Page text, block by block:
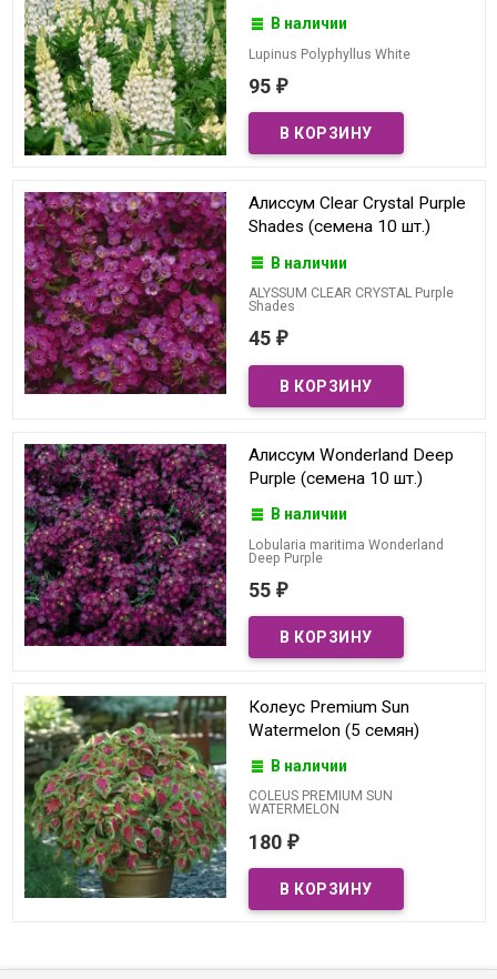
В наличии
Lupinus Polyphyllus White
95 ₽
Алиссум Clear Crystal Purple
Shades (семена 10 шт.)
В наличии
ALYSSUM CLEAR CRYSTAL Purple
Shades
45 ₽
Алиссум Wonderland Deep
Purple (семена 10 шт.)
В наличии
Lobularia maritima Wonderland
Deep Purple
55 ₽
Колеус Premium Sun
Watermelon (5 семян)
В наличии
COLEUS PREMIUM SUN
WATERMELON
180 ₽